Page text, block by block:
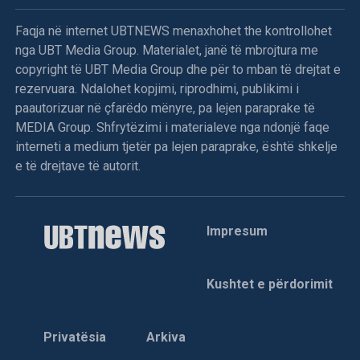
Sipas Tahirit, refuzimi i shumicës për të proceduar me
propozimin e kandidatit për kryetar të Kuvendit është një
përpjekje e qëllimshme për të thelluar ngërçin politik në
vend.
Deputetja e AAK-së gjuan me vezë drejt Kurtit,
përplasje fizike mes deputetëve
Menjëherë pas përfundimit të fjalës së Kryeministrit Albin
Kurti, deputetja e Aleancës për Ardhmërinë e Kosovës,
Time Kadriaj, është afruar drejt foltores dhe ka gjuajtur me
menjëhershëm të deputetëve nga grupe të ndryshme
tensioneve dhe pamundësisë për të vazhduar punimet,
ndërpresë seancën.
Faqja në internet UBTNEWS menaxhohet the kontrollohet
nga UBT Media Group. Materialet, janë të mbrojtura me
copyright të UBT Media Group dhe për to mban të drejtat e
rezervuara. Ndalohet kopjimi, riprodhimi, publikimi i
paautorizuar në çfarëdo mënyre, pa lejen paraprake të
MEDIA Group. Shfrytëzimi i materialeve nga ndonjë faqe
interneti a medium tjetër pa lejen paraprake, është shkelje
e të drejtave të autorit.
Impresum
Kushtet e përdorimit
Privatësia Arkiva